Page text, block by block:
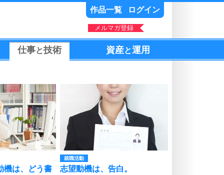
作品一覧 ログイン
メルマガ登録
仕事と技術 資産と運用
機は、どう書
就職活動
志望動機は、告白。